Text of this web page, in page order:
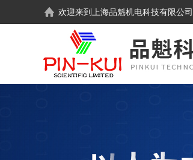
欢迎来到 上海品魁机电科技有限公司